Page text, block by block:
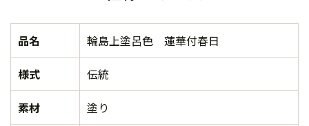
品名 輪島上塗呂色 蓮華付春日
様式 伝統
素材 塗り